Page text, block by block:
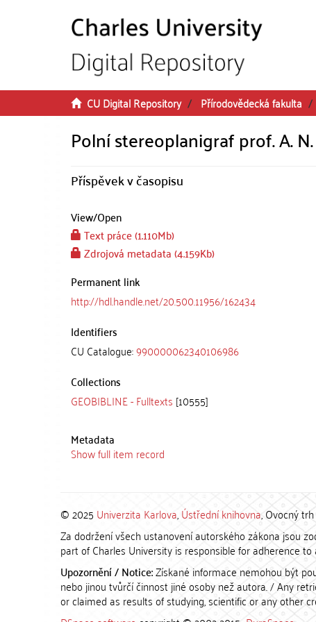
CU Digital Repository Přírodovědecká fakulta
Polní stereoplanigraf prof. A.
Příspěvek v časopisu
View/Open
Text práce (1.110Mb)
Zdrojová metadata (4.159Kb)
Permanent link
http://hdl.handle.net/20.500.11956/162434
Identifiers
CU Catalogue:990000062340106986
Collections
GEOBIBLINE - Fulltexts [10555]
Metadata
Show full item record
© 2025 Univerzita Karlova,Ústřední knihovna, Ovocný
Za dodržení všech ustanovení autorského zákona jsou
part of Charles University is responsible for adherence
Upozornění / Notice:Získané informace nemohou být
nebo jinou tvůrčí činnost jiné osoby než autora. / Any
or claimed as results of studying, scientific or any other